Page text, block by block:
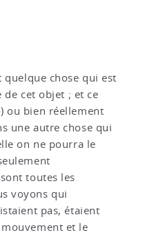
quelque chose qui est
de cet objet ; et ce
ou bien réellement
une autre chose qui
on ne pourra le
toutes les
voyons qui
pas, étaient
mouvement et le